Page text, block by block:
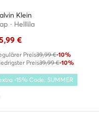
Klein
· Helllila
€
Preis39,99 €-10%
Preis39,99 €-10%
-15% Code: SUMMER